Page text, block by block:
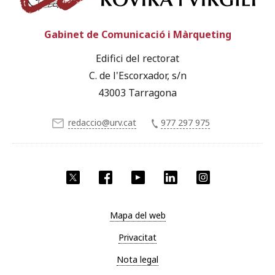
Facebook YouTube LinkedIn
Gabinet de Comunicació i Màrqueting
Edifici del rectorat
C. de l'Escorxador, s/n
43003 Tarragona
redaccio@urv.cat 977 297 975
Mapa del web
Privacitat
Nota legal